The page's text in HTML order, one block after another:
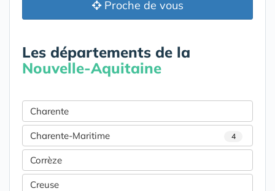
Proche de vous
Les départements de la
Nouvelle-Aquitaine
Charente
Charente-Maritime 4
Corrèze
Creuse